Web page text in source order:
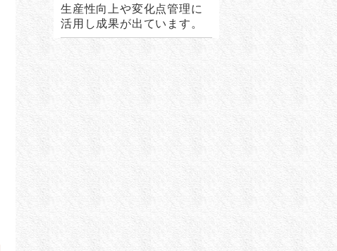
生産性向上や変化点管理に
活用し成果が出ています。